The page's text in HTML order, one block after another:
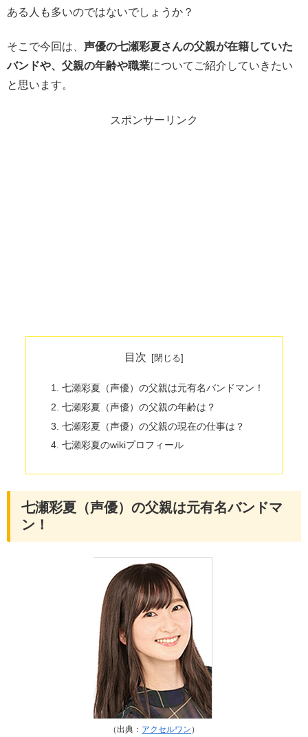
ある人も多いのではないでしょうか？
そこで今回は、 声優の七瀬彩夏さんの父親が在籍していた
バンドや、父親の年齢や職業についてご紹介していきたい
と思います。
スポンサーリンク
目次
七瀬彩夏（声優）の父親は元有名バンドマン！
七瀬彩夏（声優）の父親の年齢は？
七瀬彩夏（声優）の父親の現在の仕事は？
七瀬彩夏のwikiプロフィール
七瀬彩夏（声優）の父親は元有名バンドマ
ン！
（出典： アクセルワン ）